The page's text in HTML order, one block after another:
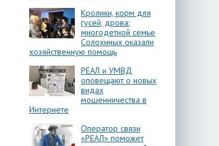
Кролики, корм для
гусей, дрова:
многодетной семье
Солохиных оказали
хозяйственную помощь
РЕАЛ и УМВД
оповещают о новых
видах
мошенничества в
Интернете
Оператор связи
«РЕАЛ» поможет